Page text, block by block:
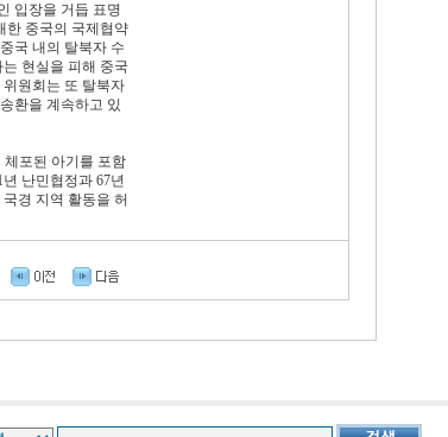
입장을 거듭 표명
한 중국의 국제협약
국 내의 탈북자 수
현실을 피해 중국
원회는 또 탈북자
환을 계속하고 있
포된 아기를 포함
난민협정과 67년
경 지역 활동을 허